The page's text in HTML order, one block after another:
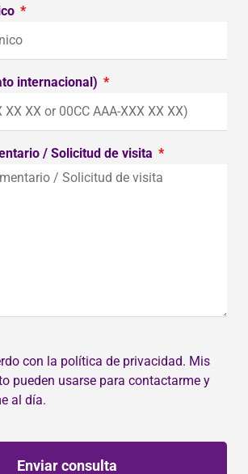
internacional)
/ Solicitud de visita
con la política de privacidad. Mis
pueden usarse para contactarme y
al día.
Enviar consulta